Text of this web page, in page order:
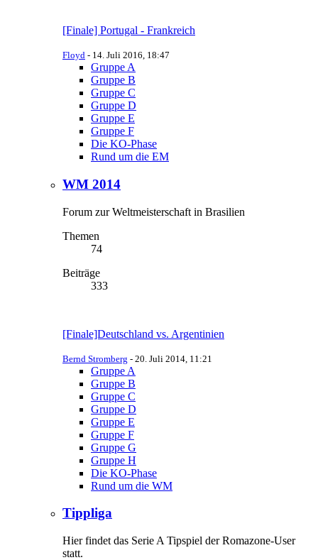
[Finale] Portugal - Frankreich
Floyd - 14. Juli 2016, 18:47
Gruppe A
Gruppe B
Gruppe C
Gruppe D
Gruppe E
Gruppe F
Die KO-Phase
Rund um die EM
WM 2014
Forum zur Weltmeisterschaft in Brasilien
Themen
74
Beiträge
333
[Finale]Deutschland vs. Argentinien
Bernd Stromberg - 20. Juli 2014, 11:21
Gruppe A
Gruppe B
Gruppe C
Gruppe D
Gruppe E
Gruppe F
Gruppe G
Gruppe H
Die KO-Phase
Rund um die WM
Tippliga
Hier findet das Serie A Tipspiel der Romazone-User
statt.